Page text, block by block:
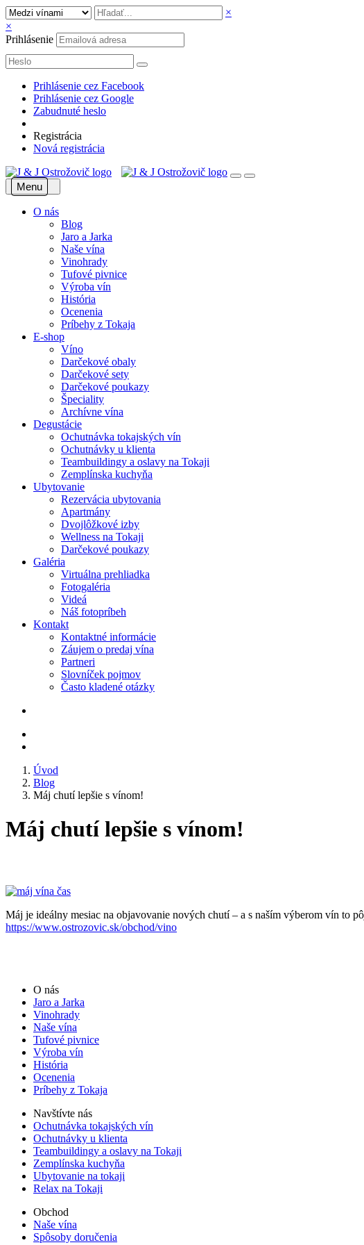
×
×
Prihlásenie
Prihlásenie cez Facebook
Prihlásenie cez Google
Zabudnuté heslo
Registrácia
Nová registrácia
Menu
O nás
Blog
Jaro a Jarka
Naše vína
Vinohrady
Tufové pivnice
Výroba vín
História
Ocenenia
Príbehy z Tokaja
E-shop
Víno
Darčekové obaly
Darčekové sety
Darčekové poukazy
Špeciality
Archívne vína
Degustácie
Ochutnávka tokajských vín
Ochutnávky u klienta
Teambuildingy a oslavy na Tokaji
Zemplínska kuchyňa
Ubytovanie
Rezervácia ubytovania
Apartmány
Dvojlôžkové izby
Wellness na Tokaji
Darčekové poukazy
Galéria
Virtuálna prehliadka
Fotogaléria
Videá
Náš fotopríbeh
Kontakt
Kontaktné informácie
Záujem o predaj vína
Partneri
Slovníček pojmov
Často kladené otázky
Úvod
Blog
Máj chutí lepšie s vínom!
Máj chutí lepšie s vínom!
Máj je ideálny mesiac na objavovanie nových chutí – a s naším výberom vín to
https://www.ostrozovic.sk/obchod/vino
O nás
Jaro a Jarka
Vinohrady
Naše vína
Tufové pivnice
Výroba vín
História
Ocenenia
Príbehy z Tokaja
Navštívte nás
Ochutnávka tokajských vín
Ochutnávky u klienta
Teambuildingy a oslavy na Tokaji
Zemplínska kuchyňa
Ubytovanie na tokaji
Relax na Tokaji
Obchod
Naše vína
Spôsoby doručenia